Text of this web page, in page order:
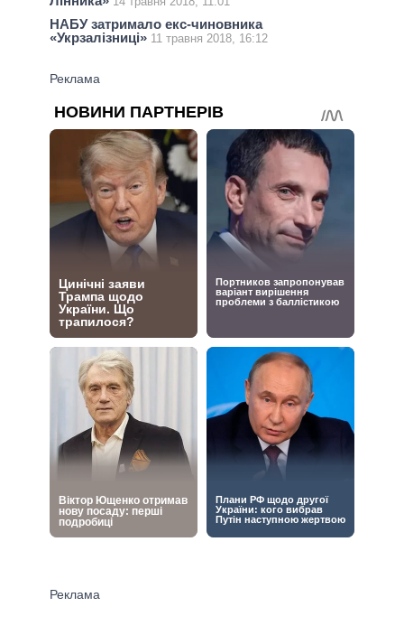
НАБУ затримало екс-чиновника
«Укрзалізниці» 11 травня 2018, 16:12